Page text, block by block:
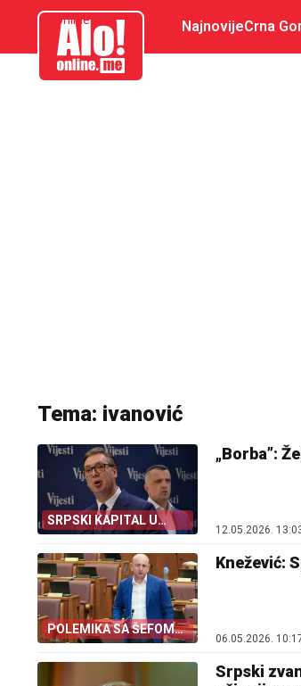
aloonline.me NajnovijeCrna
Tema: ivanović
SRPSKI KAPITAL U
CRNOJ GORI
„Borba”:
12.05.2026.
POLEMIKA SA ŠEFOM
DIPLOMATIJE
Knežević:
06.05.2026.
Srpski